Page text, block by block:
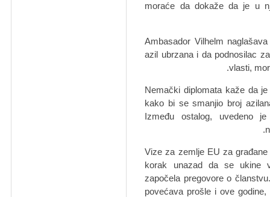
moraće da dokaže da je u
Ambasador Vilhelm
azil ubrzana i da podnosilac
vlasti,
Nemački diplomata kaže da
kako bi se smanjio broj
Između ostalog, uvedeno
"Vize za zemlje EU za
korak unazad da se ukine
započela pregovore o
povećava prošle i ove